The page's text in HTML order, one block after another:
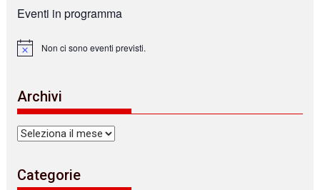
Eventi in programma
N
c
e
Non ci sono eventi previsti.
Archivi
Archivi
Categorie